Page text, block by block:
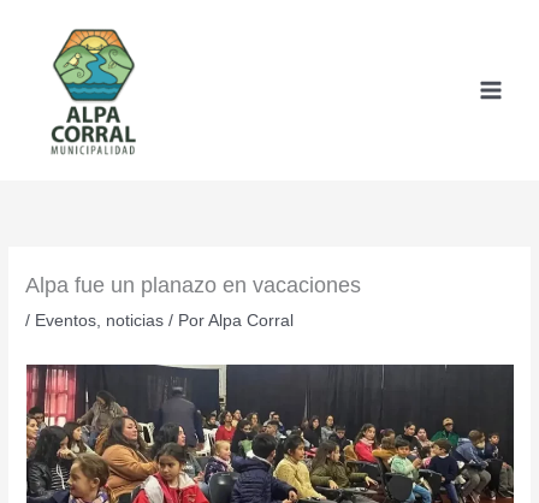
contenido
Alpa fue un planazo en vacaciones
/ Eventos noticias / PorAlpa Corral